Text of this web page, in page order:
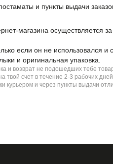
и пункты выдачи
магазина осуществляется
если он не использовался
и оригинальная упаковка.
и возврат не подошедших тебе
твой счет в течение 2-3 рабочих
курьером и через пункты выдачи